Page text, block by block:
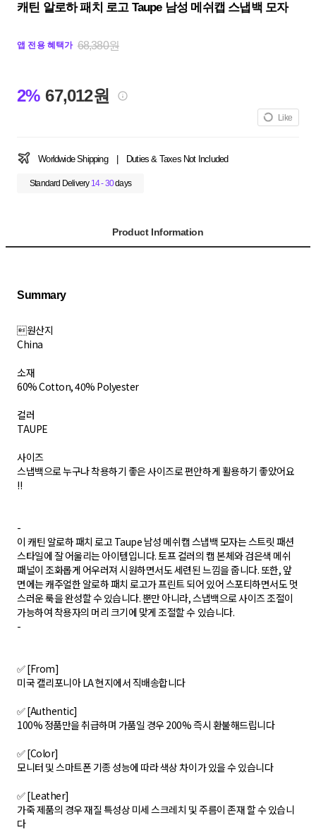
캐틴 알로하 패치 로고 Taupe 남성 메쉬캡 스냅백 모자
앱 전용 혜택가 68,380원
2% 67,012원
Like
Worldwide Shipping Duties & Taxes Not Included
Standard Delivery 14 - 30days
Product Information
Summary
원산지
China
소재
60% Cotton, 40% Polyester
컬러
TAUPE
사이즈
스냅백으로 누구나 착용하기 좋은 사이즈로 편안하게 활용하기 좋았어요
!!
-
이 캐틴 알로하 패치 로고 Taupe 남성 메쉬캡 스냅백 모자는 스트릿 패션
스타일에 잘 어울리는 아이템입니다. 토프 컬러의 캡 본체와 검은색 메쉬
패널이 조화롭게 어우러져 시원하면서도 세련된 느낌을 줍니다. 또한, 앞
면에는 캐주얼한 알로하 패치 로고가 프린트 되어 있어 스포티하면서도 멋
스러운 룩을 완성할 수 있습니다. 뿐만 아니라, 스냅백으로 사이즈 조절이
가능하여 착용자의 머리 크기에 맞게 조절할 수 있습니다.
-
✅ [From]
미국 캘리포니아 LA 현지에서 직배송합니다
✅ [Authentic]
100% 정품만을 취급하며 가품일 경우 200% 즉시 환불해드립니다
✅ [Color]
모니터 및 스마트폰 기종 성능에 따라 색상 차이가 있을 수 있습니다
✅ [Leather]
가죽 제품의 경우 재질 특성상 미세 스크레치 및 주름이 존재 할 수 있습니
다